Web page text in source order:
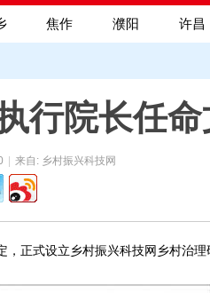
焦作 濮阳 许昌
行院长任
来自: 乡村振兴科技网
正式设立乡村振兴科技网乡村治理